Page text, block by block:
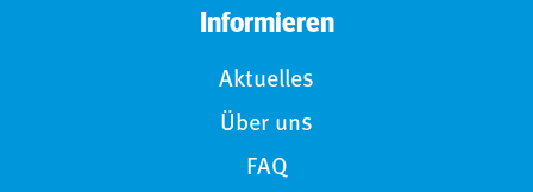
Informieren
Aktuelles
Über uns
FAQ